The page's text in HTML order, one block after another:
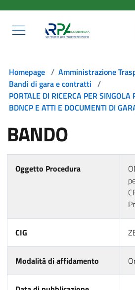
Homepage / Amministrazione
Bandi di gara e contratti /
PORTALE DI RICERCA PER
BDNCP E ATTI E DOCUMENTI DI
BANDO
Oggetto Procedura
CIG
Modalità di affidamento